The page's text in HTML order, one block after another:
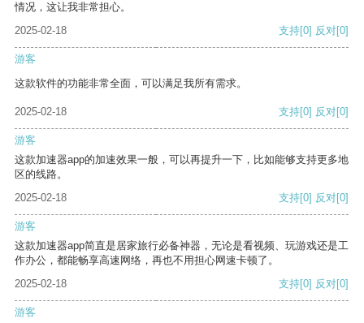
情况，这让我非常担心。
2025-02-18
支持[0] 反对[0]
游客
这款软件的功能非常全面，可以满足我所有需求。
2025-02-18 支持[0] 反对[0]
游客
这款加速器app的加速效果一般，可以再提升一下，比如能够支持更多地
区的线路。
2025-02-18
支持[0] 反对[0]
游客
这款加速器app简直是居家旅行必备神器，无论是看视频、玩游戏还是工
作办公，都能畅享高速网络，再也不用担心网速卡顿了。
2025-02-18
支持[0] 反对[0]
游客